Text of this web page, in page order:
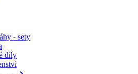
- sety
díly